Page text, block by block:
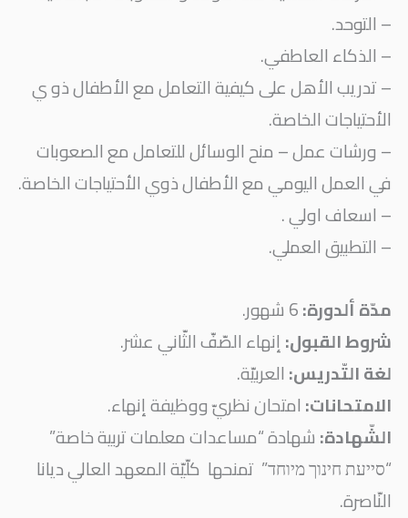
– التوحد.
– الذكاء العاطفي.
– تدريب الأهل على كيفية التعامل مع الأطفال ذو ي
الأحتياجات الخاصة.
– ورشات عمل – منح الوسائل للتعامل مع الصعوبات
في العمل اليومي مع الأطفال ذوي الأحتياجات الخاصة.
– اسعاف اولي .
– التطبيق العملي.
مدّة ألدورة:
شروط القبول:إنهاء الصّفّ الثّاني عشر.
لغة التّدريس:العربيّة.
الامتحانات:امتحان نظريّ ووظيفة إنهاء.
الشّهادة:شهادة “مساعدات معلمات تربية خاصة”
“סייעת חינוך מיוחד” تمنحها كلّيّة المعهد العالي ديانا
النّاصرة.